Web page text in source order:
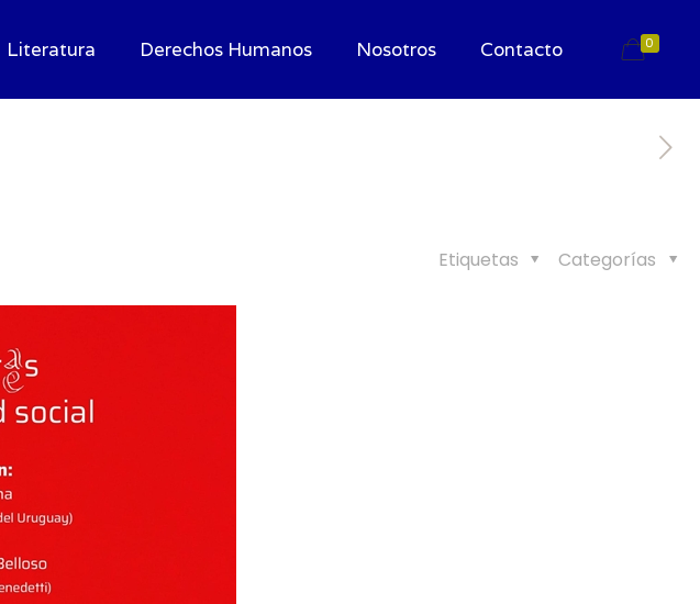
Literatura Derechos Humanos Nosotros Contacto 0
Categorías
Etiquetas